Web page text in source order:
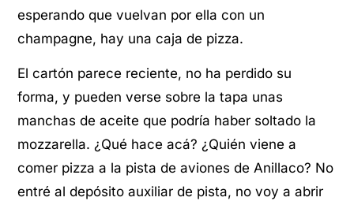
esperando que vuelvan por ella con un
champagne, hay una caja de pizza.
El cartón parece reciente, no ha perdido su
forma, y pueden verse sobre la tapa unas
manchas de aceite que podría haber soltado la
mozzarella. ¿Qué hace acá? ¿Quién viene a
comer pizza a la pista de aviones de Anillaco? No
entré al depósito auxiliar de pista, no voy a abrir